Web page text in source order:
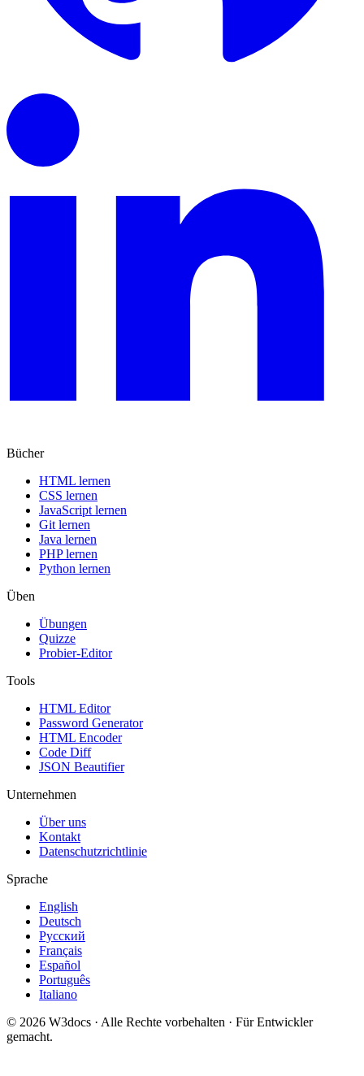
Bücher
HTML lernen
CSS lernen
JavaScript lernen
Git lernen
Java lernen
PHP lernen
Python lernen
Üben
Übungen
Quizze
Probier-Editor
Tools
HTML Editor
Password Generator
HTML Encoder
Code Diff
JSON Beautifier
Unternehmen
Über uns
Kontakt
Datenschutzrichtlinie
Sprache
English
Deutsch
Русский
Français
Español
Português
Italiano
© 2026 W3docs · Alle Rechte vorbehalten · Für Entwickler
gemacht.